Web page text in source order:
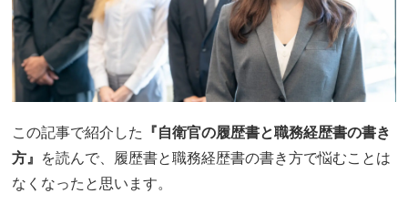
この記事で紹介した 『自衛官の履歴書と職務経歴書の書き
方』 を読んで、履歴書と職務経歴書の書き方で悩むことは
なくなったと思います。